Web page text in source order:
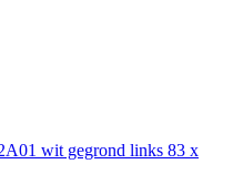
wit gegrond links 83 x